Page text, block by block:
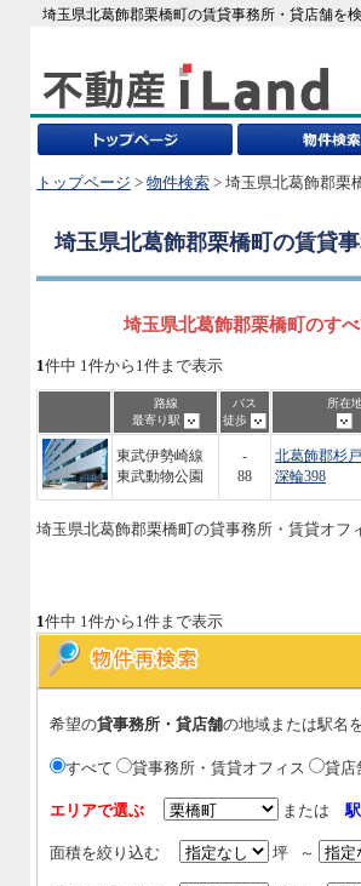
埼玉県北葛飾郡栗橋町の賃貸事務所・貸店舗を
トップページ > 物件検索 > 埼玉県北葛飾郡栗
埼玉県北葛飾郡栗橋町 の賃貸
埼玉県北葛飾郡栗橋町のす
1件中 1件から1件まで表示
路線
最寄り駅
バス
徒歩
所在
東武伊勢崎線
東武動物公園
-
88
北葛飾郡杉
深輪398
埼玉県北葛飾郡栗橋町の貸事務所・賃貸オフ
1件中 1件から1件まで表示
希望の貸事務所・貸店舗の地域または駅名
すべて 貸事務所・賃貸オフィス 貸店
エリアで選ぶ または
面積を絞り込む 坪 ～